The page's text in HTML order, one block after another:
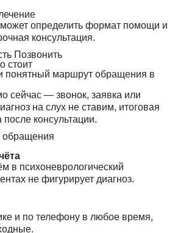
определить формат помощи и
консультация.
Позвонить
стоит
понятный маршрут обращения в
сейчас — звонок, заявка или
на слух не ставим, итоговая
после консультации.
обращения
в психоневрологический
не фигурирует диагноз.
и по телефону в любое время,